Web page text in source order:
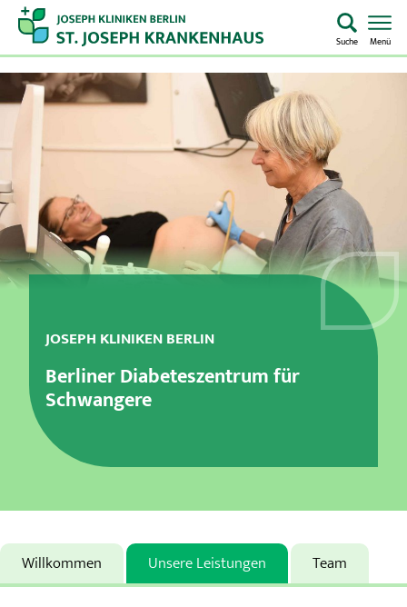
Suche Menü
Startseite
Home
Notaufnahme
Kliniken & Zentren
Aufenthalt & Besuch
Pflege
Über uns
Karriere
Aktuelles
Veranstaltungen
JOSEPH KLINIKEN BERLIN
Berliner Diabeteszentrum für
Schwangere
Willkommen Unsere Leistungen Team